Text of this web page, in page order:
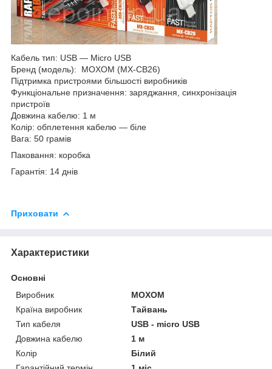
Кабель тип: USB ― Micro USB
Бренд (модель): MOXOM (MX-CB26)
Підтримка пристроями більшості виробників
Функціональне призначення: заряджання, синхронізація
пристроїв
Довжина кабелю: 1 м
Колір: обплетення кабелю — біле
Вага: 50 грамів
Паковання: коробка
Гарантія: 14 днів
Приховати
Характеристики
Основні
Виробник
MOXOM
Країна виробник
Тайвань
Тип кабеля
USB - micro USB
Довжина кабелю
1 м
Колір
Білий